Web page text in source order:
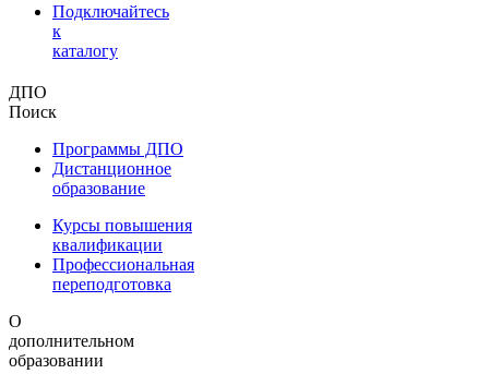
Подключайтесь
к
каталогу
ДПО
Поиск
Программы ДПО
Дистанционное
образование
Курсы повышения
квалификации
Профессиональная
переподготовка
О
дополнительном
образовании